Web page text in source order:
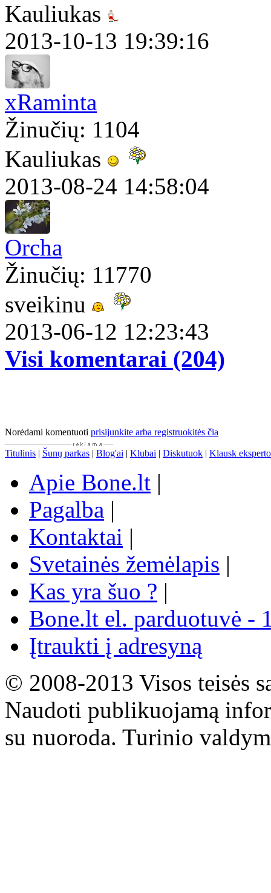
Kauliukas
2013-10-13 19:39:16
xRaminta
Žinučių: 1104
Kauliukas
2013-08-24 14:58:04
Orcha
Žinučių: 11770
sveikinu
2013-06-12 12:23:43
Visi komentarai (204)
Norėdami komentuoti prisijunkite arba registruokitės čia
Titulinis | Šunų parkas | Blog'ai | Klubai | Diskutuok | Klausk eksperto
Apie Bone.lt |
Pagalba |
Kontaktai |
Svetainės žemėlapis |
Kas yra šuo ? |
Bone.lt el. parduotuvė -
Įtraukti į adresyną
© 2008-2013 Visos teisės
Naudoti publikuojamą
su nuoroda. Turinio